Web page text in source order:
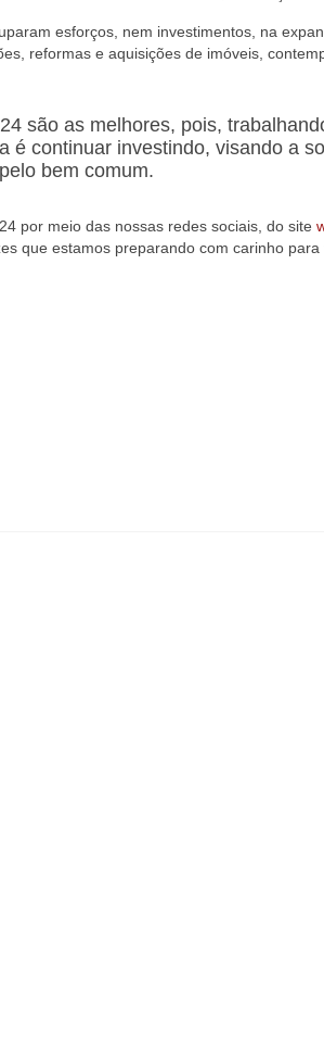
esforços, nem investimentos, na
reformas e aquisições de imóveis,
são as melhores, pois,
é continuar investindo, visando a
bem comum.
por meio das nossas redes sociais, do site
que estamos preparando com carinho